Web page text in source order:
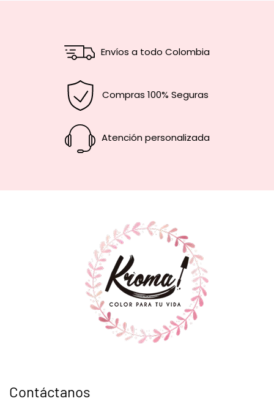
Envíos a todo Colombia
Compras 100% Seguras
Atención personalizada
Contáctanos